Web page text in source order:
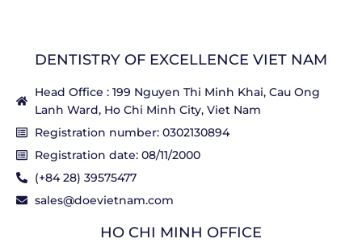
DENTISTRY OF EXCELLENCE VIET NAM
Head Office : 199 Nguyen Thi Minh Khai, Cau Ong
Lanh Ward, Ho Chi Minh City, Viet Nam
Registration number: 0302130894
Registration date: 08/11/2000
(+84 28) 39575477
sales@doevietnam.com
HO CHI MINH OFFICE